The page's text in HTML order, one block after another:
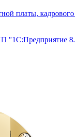
платы,
"1С:Предприятие